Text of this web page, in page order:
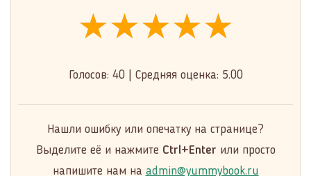
★★★★★
★★★★★
★★★★★
Голосов: 40 Средняя оценка: 5.00
Нашли ошибку или опечатку на странице?
Выделите её и нажмите Ctrl+Enter или просто
напишите нам на admin@yummybook.ru